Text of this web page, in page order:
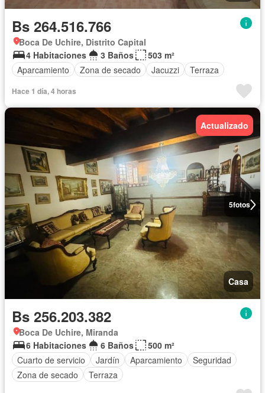
Bs 264.516.766
Boca De Uchire, Distrito Capital
4 Habitaciones
3 Baños
503 m²
Aparcamiento
Zona de secado Jacuzzi Terraza
Hace 1 día, 4 horas
5fotos
Actualizado
Casa
Bs 256.203.382
Boca De Uchire, Miranda
6 Habitaciones
6 Baños
500 m²
Cuarto de servicio
Jardín Aparcamiento
Seguridad
Zona de secado
Terraza